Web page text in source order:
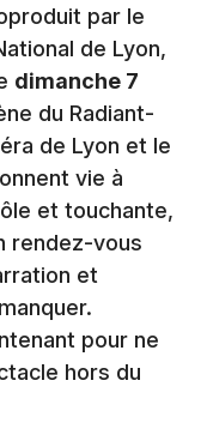
par le
de Lyon,
dimanche 7
du Radiant-
de Lyon et le
vie à
et touchante,
rendez-vous
et
pour ne
hors du